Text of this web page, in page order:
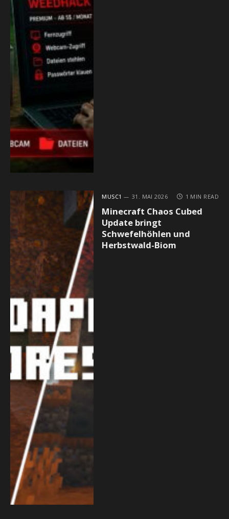
MUSC1 31. MAI 2026 1 MIN READ
Minecraft Chaos Cubed
Update bringt
Schwefelhöhlen und
Herbstwald-Biom